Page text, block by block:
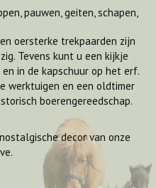
pauwen, geiten, schapen,
oersterke trekpaarden zijn
Tevens kunt u een kijkje
in de kapschuur op het erf.
werktuigen en een oldtimer
boerengereedschap.
decor van onze